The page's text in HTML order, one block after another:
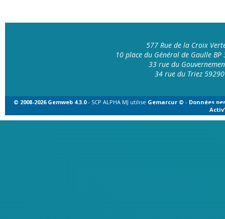
577 Rue de la Croix
10 place du Général de Gaulle BP
33 rue du
34 rue du Triez 59290
© 2008-2026 Gemweb 4.3.0- SCP ALPHA MJ utilise Gemarcur © - Données